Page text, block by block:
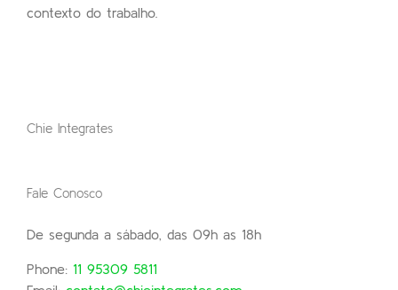
contexto do trabalho.
Chie Integrates
Fale Conosco
De segunda a sábado, das 09h as 18h
Phone: 11 95309 5811